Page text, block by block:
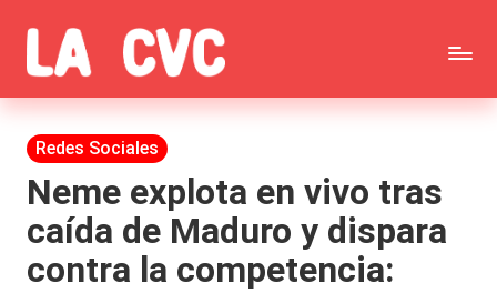
Saltar
al
contenido
C
o
p
u
c
Todas
las
noticias
de
la
Publicada
en
Redes Sociales
Neme explota en vivo tras
caída de Maduro y dispara
contra la competencia: